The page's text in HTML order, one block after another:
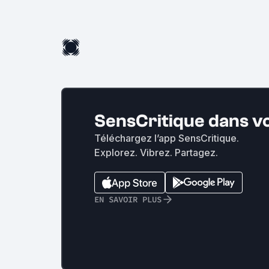
SensCritique dans
Téléchargez l’app SensCritique.
Explorez. Vibrez. Partagez.
EN SAVOIR PLUS